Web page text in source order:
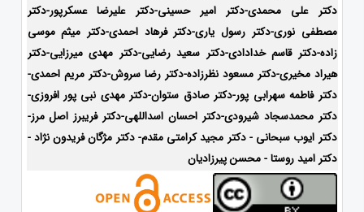
دکتر علی محمدی-دکتر امیر حسینی-دکتر علیرضا عسکرپور-دکتر
مصطفی نوری-دکتر رسول یاری-دکتر فرهاد احمدی-دکتر میثم موسی
زاده-دکتر قاسم خدادادی-دکتر سعید رضایی-دکتر مهدی میرزایی-دکتر
هیراد مخیری-دکتر مسعود نظرزاده-دکتر رضا سروش-دکتر مریم احمدی-
دکتر فاطمه سهرابی پور-دکتر صادق ستوان-دکتر مهدی نبی پور افروزی-
دکتر محمدسجاد شیرودی-دکتر احسان اسداللهی-دکتر فریبرز اصل مرز-
دکتر ایوب سبحانی - دکتر مجید کرامتی مقدم- دکتر مژگان فریدون نژاد -
دکتر امید روستا - محسن پیرزادیان